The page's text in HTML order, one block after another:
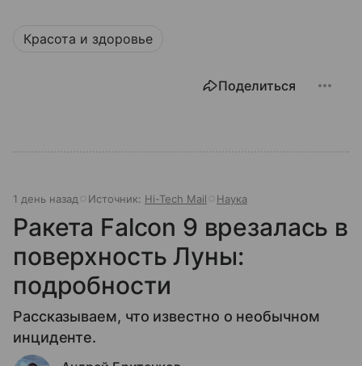
Красота и здоровье
Поделиться
1 день назад Источник: Hi-Tech Mail Наука
Ракета Falcon 9 врезалась в
поверхность Луны:
подробности
Рассказываем, что известно о необычном
инциденте.